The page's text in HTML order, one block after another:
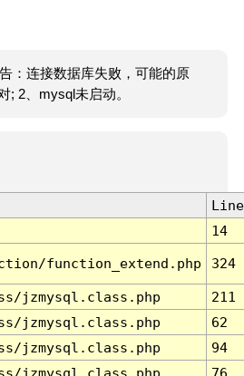
：连接数据库失败，可能的原
; 2、mysql未启动。
Line
14
function_extend.php 324
jzmysql.class.php
211
jzmysql.class.php
62
jzmysql.class.php
94
jzmysql.class.php 76